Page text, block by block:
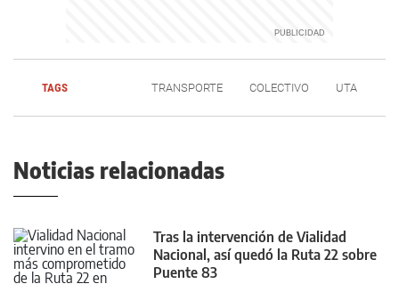
TAGS TRANSPORTE COLECTIVO UTA
Noticias relacionadas
Tras la intervención de Vialidad
Nacional, así quedó la Ruta 22 sobre
Puente 83